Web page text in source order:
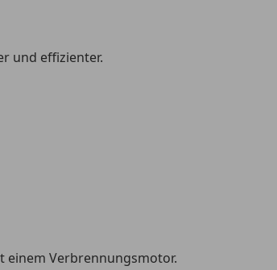
und effizienter.
einem Verbrennungsmotor.